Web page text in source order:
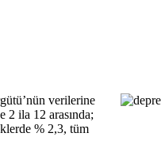
verilerine
2 ila 12 arasında;
% 2,3, tüm